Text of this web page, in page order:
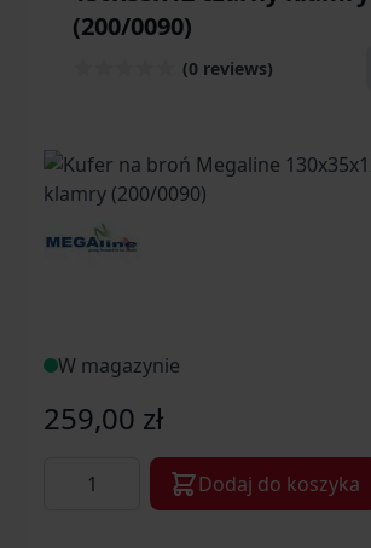
(200/0090)
(0 reviews)
W magazynie
259,00 zł
Dodaj do koszyka